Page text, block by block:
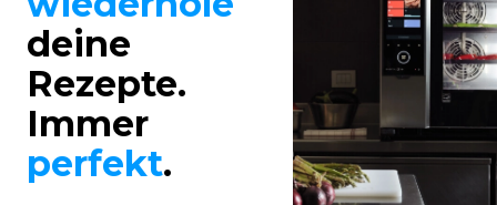
deine
Rezepte.
Immer
perfekt.